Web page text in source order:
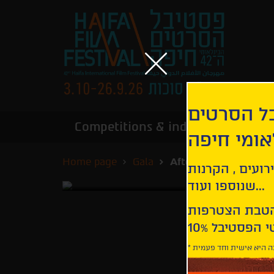
Competitions & industry
Home page Gala Afterimage
הסרטים
חיפה
, הקרנות
שנוספו ועוד...